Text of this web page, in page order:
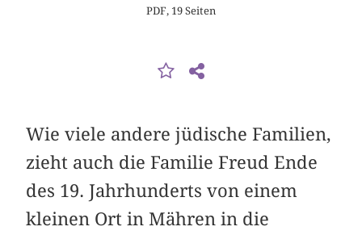
PDF, 19 Seiten
Wie viele andere jüdische Familien,
zieht auch die Familie Freud Ende
des 19. Jahrhunderts von einem
kleinen Ort in Mähren in die